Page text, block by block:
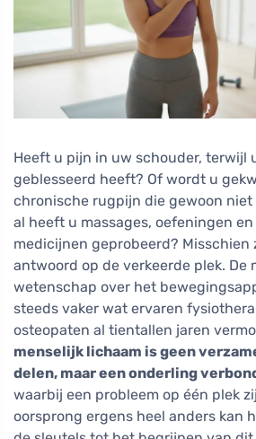
Heeft u pijn in uw schouder, terwijl
geblesseerd heeft? Of wordt u
chronische rugpijn die gewoon
al heeft u massages, oefeningen
medicijnen geprobeerd? Misschien
antwoord op de verkeerde plek. De
wetenschap over het
steeds vaker wat ervaren
osteopaten al tientallen jaren
menselijk lichaam is geen
delen, maar een onderling
waarbij een probleem op één plek
oorsprong ergens heel anders kan